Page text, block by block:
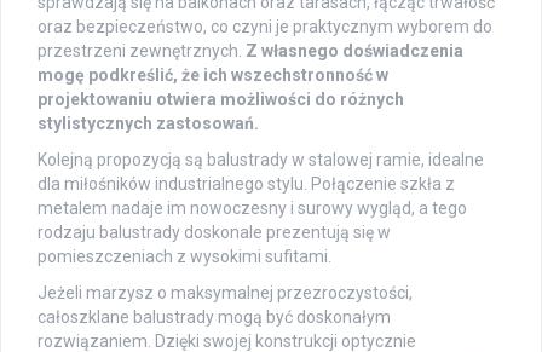
oraz bezpieczeństwo, co czyni je praktycznym wyborem do
przestrzeni zewnętrznych. Z własnego doświadczenia
mogę podkreślić, że ich wszechstronność w
projektowaniu otwiera możliwości do różnych
stylistycznych zastosowań.
Kolejną propozycją są balustrady w stalowej ramie, idealne
dla miłośników industrialnego stylu. Połączenie szkła z
metalem nadaje im nowoczesny i surowy wygląd, a tego
rodzaju balustrady doskonale prezentują się w
pomieszczeniach z wysokimi sufitami.
Jeżeli marzysz o maksymalnej przezroczystości,
całoszklane balustrady mogą być doskonałym
rozwiązaniem. Dzięki swojej konstrukcji optycznie